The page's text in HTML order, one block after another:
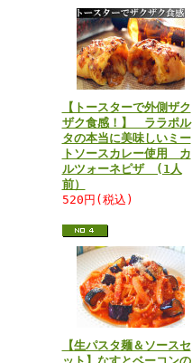
【トースターで外側ザク
ザク食感！】 ララポル
タの本当に美味しいミー
トソースカレー使用 カ
ルツォーネピザ (1人
前）
520円(税込)
【生パスタ麺＆ソースセ